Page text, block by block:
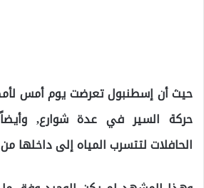
حيث أن إسطنبول تعرضت يوم أمس
حركة السير في عدة شوارع,
الحافلات لتتسرب المياه إلى داخلها